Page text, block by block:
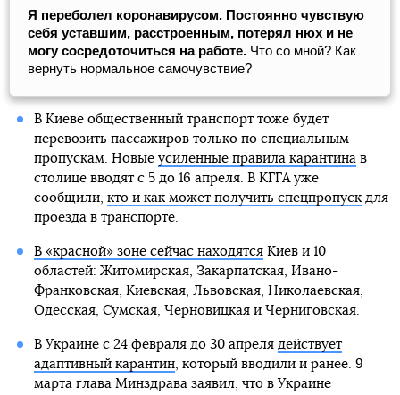
Я переболел коронавирусом. Постоянно чувствую
себя уставшим, расстроенным, потерял нюх и не
могу сосредоточиться на работе. Что со мной? Как
вернуть нормальное самочувствие?
В Киеве общественный транспорт тоже будет
перевозить пассажиров только по специальным
пропускам. Новые усиленные правила карантина в
столице вводят с 5 до 16 апреля. В КГГА уже
сообщили, кто и как может получить спецпропускдля
проезда в транспорте.
В «красной» зоне сейчас находятсяКиев и 10
областей: Житомирская, Закарпатская, Ивано-
Франковская, Киевская, Львовская, Николаевская,
Одесская, Сумская, Черновицкая и Черниговская.
В Украине с 24 февраля до 30 апреля действует
адаптивный карантин, который вводили и ранее. 9
марта глава Минздрава заявил, что в Украине